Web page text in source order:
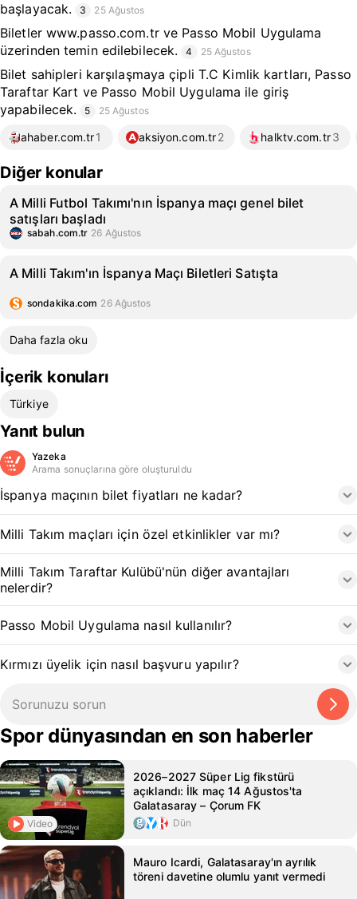
başlayacak.
3 25 Ağustos
Biletler www.passo.com.tr ve Passo Mobil Uygulama
üzerinden temin edilebilecek.
4 25 Ağustos
Bilet sahipleri karşılaşmaya çipli T.C Kimlik kartları, Passo
Taraftar Kart ve Passo Mobil Uygulama ile giriş
yapabilecek.
5 25 Ağustos
ahaber.com.tr1 aksiyon.com.tr2 halktv.com.tr3
Diğer konular
A Milli Futbol Takımı'nın İspanya maçı genel bilet
satışları başladı
sabah.com.tr 26 Ağustos
A Milli Takım'ın İspanya Maçı Biletleri Satışta
sondakika.com 26 Ağustos
Daha fazla oku
İçerik konuları
Türkiye
Yanıt bulun
Yazeka
Arama sonuçlarına göre oluşturuldu
İspanya maçının bilet fiyatları ne kadar?
Milli Takım maçları için özel etkinlikler var mı?
Milli Takım Taraftar Kulübü'nün diğer avantajları
nelerdir?
Passo Mobil Uygulama nasıl kullanılır?
Kırmızı üyelik için nasıl başvuru yapılır?
Spor dünyasından en son haberler
Video
2026–2027 Süper Lig fikstürü
açıklandı: İlk maç 14 Ağustos'ta
Galatasaray – Çorum FK
Dün
Mauro Icardi, Galatasaray'ın ayrılık
töreni davetine olumlu yanıt vermedi